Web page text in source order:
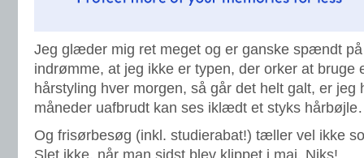
Jeg glæder mig ret meget og er ganske spændt
indrømme, at jeg ikke er typen, der orker at bruge
hårstyling hver morgen, så går det helt galt, er
måneder uafbrudt kan ses iklædt et styks
Og frisørbesøg (inkl. studierabat!) tæller vel ikke
Slet ikke, når man sidst blev klippet i maj. Niks!